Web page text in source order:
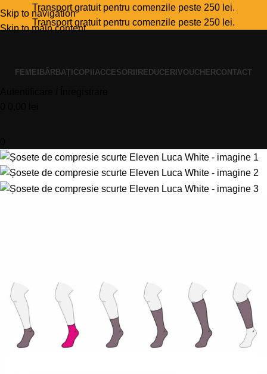
Skip to navigation
Skip to main content
Transport gratuit pentru comenzile peste 250 lei.
Transport gratuit pentru comenzile peste 250 lei.
FEMEI BĂRBAȚI COPII ACCESORII REDUCERI VOUCHERCONTACT